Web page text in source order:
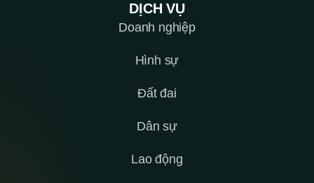
DỊCH VỤ
Doanh nghiệp
Hình sự
Đất đai
Dân sự
Lao động